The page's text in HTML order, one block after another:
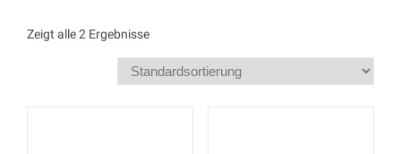
Zeigt alle 2 Ergebnisse